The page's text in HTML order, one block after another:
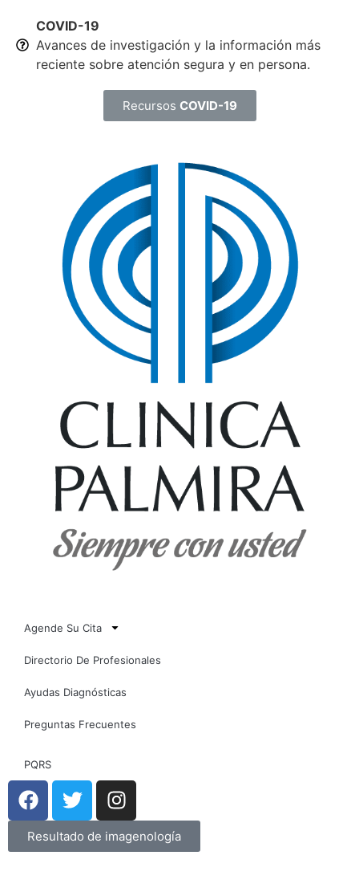
COVID-19
Avances de investigación y la información más
reciente sobre atención segura y en persona.
Recursos COVID-19
Agende Su Cita
Directorio De Profesionales
Ayudas Diagnósticas
Preguntas Frecuentes
PQRS
Resultado de imagenología